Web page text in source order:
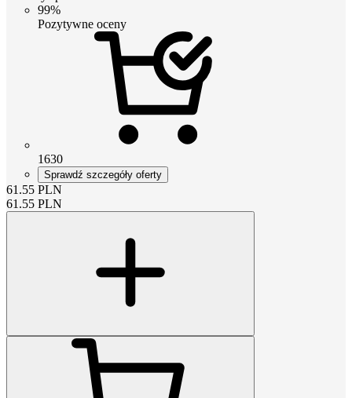
99%
Pozytywne oceny
1630
Sprawdź szczegóły oferty
61.55 PLN
61.55 PLN